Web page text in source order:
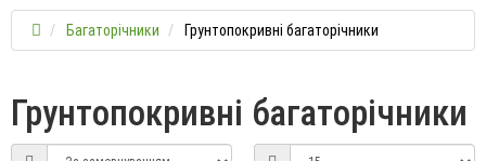
Багаторічники Грунтопокривні багаторічники
Грунтопокривні багаторічники